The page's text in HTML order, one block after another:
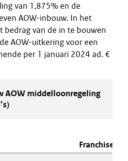
van 1,875% en de
AOW-inbouw. In het
bedrag van de in te bouwen
AOW-uitkering voor een
per 1 januari 2024 ad. €
AOW middelloonregeling